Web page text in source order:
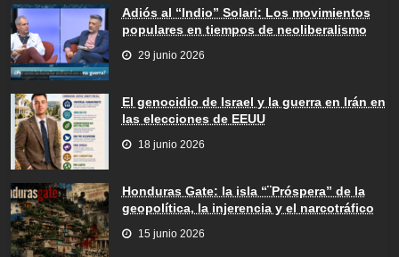
Adiós al “Indio” Solari: Los movimientos
populares en tiempos de neoliberalismo
29 junio 2026
El genocidio de Israel y la guerra en Irán en
las elecciones de EEUU
18 junio 2026
Honduras Gate: la isla “¨Próspera” de la
geopolítica, la injerencia y el narcotráfico
15 junio 2026